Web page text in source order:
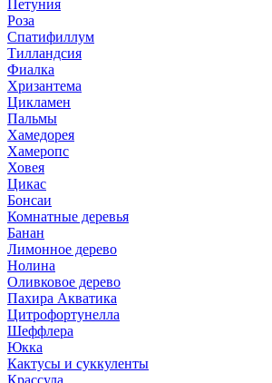
Петуния
Роза
Спатифиллум
Тилландсия
Фиалка
Хризантема
Цикламен
Пальмы
Хамедорея
Хамеропс
Ховея
Цикас
Бонсаи
Комнатные деревья
Банан
Лимонное дерево
Нолина
Оливковое дерево
Пахира Акватика
Цитрофортунелла
Шеффлера
Юкка
Кактусы и суккуленты
Крассула